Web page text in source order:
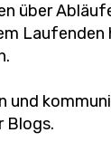
über
Laufenden
und
Blogs.